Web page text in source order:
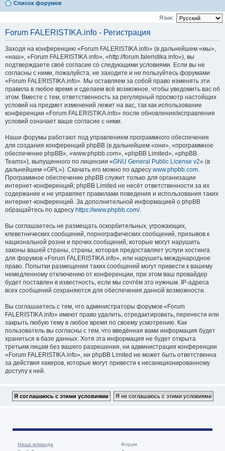
Список форумов
Язык:
Forum FALERISTIKA.info - Регистрация
Заходя на конференцию «Forum FALERISTIKA.info» (в дальнейшем «мы»,
«наш», «Forum FALERISTIKA.info», «http://forum.faleristika.info»), вы
подтверждаете своё согласие со следующими условиями. Если вы не
согласны с ними, пожалуйста, не заходите и не пользуйтесь форумами
«Forum FALERISTIKA.info». Мы оставляем за собой право изменять эти
правила в любое время и сделаем всё возможное, чтобы уведомить вас об
этом. Вместе с тем, ответственность за регулярный просмотр настойщих
условий на предмет изменений лежит на вас, так как использование
конференции «Forum FALERISTIKA.info» после обновления/исправления
условий означает ваше согласие с ними.
Наши форумы работают под управлением программного обеспечения
для создания конференций phpBB (в дальнейшем «они», «программное
обеспечение phpBB», «www.phpbb.com», «phpBB Limited», «phpBB
Teams»), выпущенного по лицензии «GNU General Public License v2» (в
дальнейшем «GPL»). Скачать его можно по адресу www.phpbb.com.
Программное обеспечение phpBB служит только для организации
интернет-конференций; phpBB Limited не несёт ответственности за их
содержание и не управляет правилами поведения и использования таких
интернет-конференций. За дополнительной информацией о phpBB
обращайтесь по адресу https://www.phpbb.com/.
Вы соглашаетесь не размещать оскорбительных, угрожающих,
клеветнических сообщений, порнографических сообщений, призывов к
национальной розни и прочих сообщений, которые могут нарушить
законы вашей страны, страны, которая предоставляет услуги хостинга
для форумов «Forum FALERISTIKA.info», или нарушить международное
право. Попытки размещения таких сообщений могут привести к вашему
немедленному отключению от конференции, при этом ваш провайдер
будет поставлен в известность, если мы сочтём это нужным. IP-адреса
всех сообщений сохраняются для обеспечения данной возможности.
Вы соглашаетесь с тем, что администраторы форумов «Forum
FALERISTIKA.info» имеют право удалить, отредактировать, перенести или
закрыть любую тему в любое время по своему усмотрению. Как
пользователь вы согласны с тем, что введённая вами информация будет
храниться в базе данных. Хотя эта информация не будет открыта
третьим лицам без вашего разрешения, ни администрация конференции
«Forum FALERISTIKA.info», ни phpBB Limited не может быть ответственна
за действия хакеров, которые могут привести к несанкционированному
доступу к ней.
Наша команда
Форум